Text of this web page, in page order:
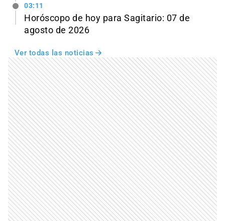
03:11
Horóscopo de hoy para Sagitario: 07 de
agosto de 2026
Ver todas las noticias